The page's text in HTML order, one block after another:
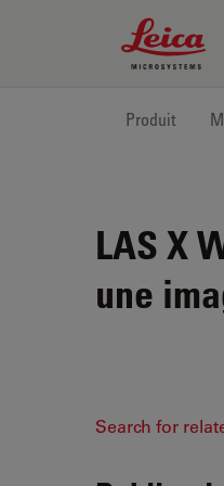
Leica
Produit
LAS X
une
Search for